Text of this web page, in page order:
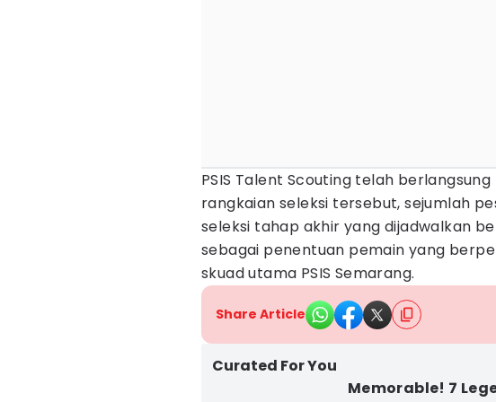
PSIS Talent Scouting telah
rangkaian seleksi tersebut, sejumlah
seleksi tahap akhir yang dijadwalkan
sebagai penentuan pemain yang
skuad utama PSIS Semarang.
Share Article
Curated For You
Memorable! 7